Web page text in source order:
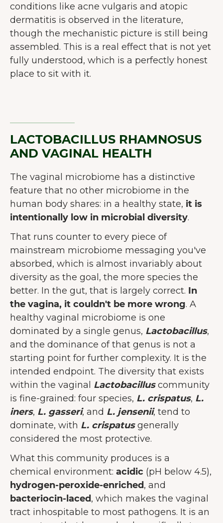
conditions like acne vulgaris and atopic
dermatitis is observed in the literature,
though the mechanistic picture is still being
assembled. This is a real effect that is not yet
fully understood, which is a perfectly honest
place to sit with it.
LACTOBACILLUS RHAMNOSUS
AND VAGINAL HEALTH
The vaginal microbiome has a distinctive
feature that no other microbiome in the
human body shares: in a healthy state, it is
intentionally low in microbial diversity.
That runs counter to every piece of
mainstream microbiome messaging you've
absorbed, which is almost invariably about
diversity as the goal, the more species the
better. In the gut, that is largely correct. In
the vagina, it couldn't be more wrong. A
healthy vaginal microbiome is one
dominated by a single genus, Lactobacillus,
and the dominance of that genus is not a
starting point for further complexity. It is the
intended endpoint. The diversity that exists
within the vaginal Lactobacilluscommunity
is fine-grained: four species, L. crispatus, L.
iners, L. gasseri, and L. jensenii, tend to
dominate, with L. crispatusgenerally
considered the most protective.
What this community produces is a
chemical environment: acidic (pH below 4.5),
hydrogen-peroxide-enriched, and
bacteriocin-laced, which makes the vaginal
tract inhospitable to most pathogens. It is an